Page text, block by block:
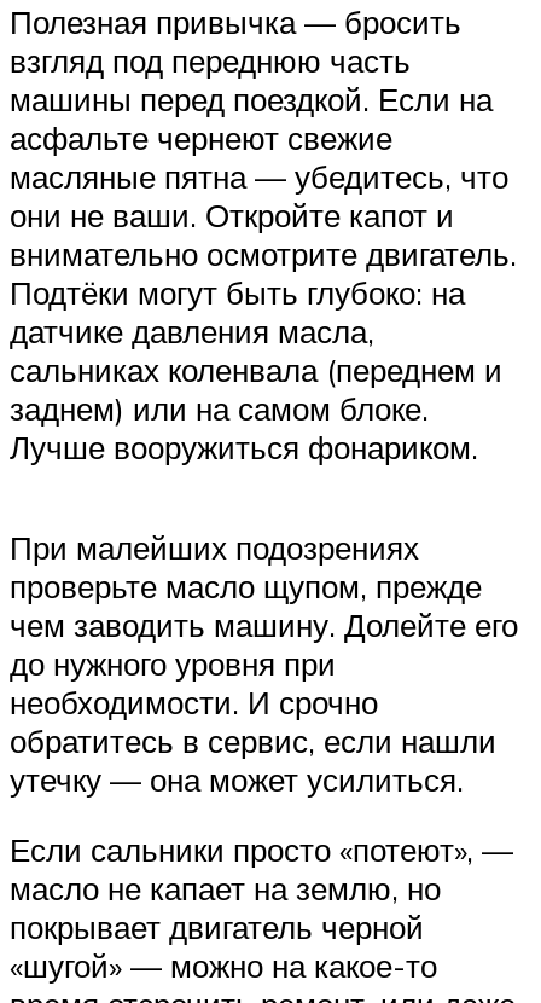
Полезная привычка — бросить
взгляд под переднюю часть
машины перед поездкой. Если на
асфальте чернеют свежие
масляные пятна — убедитесь, что
они не ваши. Откройте капот и
внимательно осмотрите двигатель.
Подтёки могут быть глубоко: на
датчике давления масла,
сальниках коленвала (переднем и
заднем) или на самом блоке.
Лучше вооружиться фонариком.
При малейших подозрениях
проверьте масло щупом, прежде
чем заводить машину. Долейте его
до нужного уровня при
необходимости. И срочно
обратитесь в сервис, если нашли
утечку — она может усилиться.
Если сальники просто «потеют», —
масло не капает на землю, но
покрывает двигатель черной
«шугой» — можно на какое-то